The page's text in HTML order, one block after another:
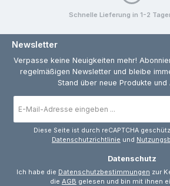
Schnelle Lieferung in 1-2
Newsletter
Verpasse keine Neuigkeiten mehr!
regelmäßigen Newsletter und bleibe
Stand über neue Produkte und
Mail-
*
Diese Seite ist durch reCAPTCHA
Datenschutzrichtlinie und
Datenschutz
Ich habe die Datenschutzbestimmungen zur
die AGB gelesen und bin mit ihnen